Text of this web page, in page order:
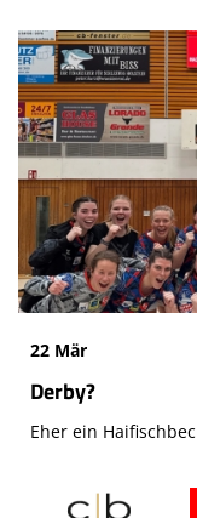
22 Mär
Derby?
Eher ein